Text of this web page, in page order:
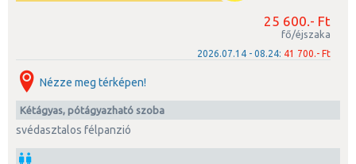
25 600.- Ft
fő/éjszaka
2026.07.14 - 08.24: 41 700.- Ft
Nézze meg térképen!
kétágyas, pótágyazható szoba
svédasztalos félpanzió